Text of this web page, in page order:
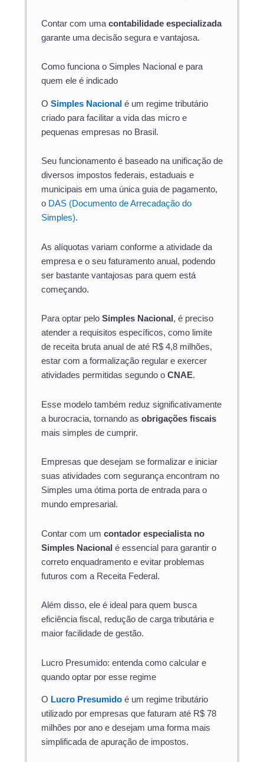
Contar com uma contabilidade especializada
garante uma decisão segura e vantajosa.
Como funciona o Simples Nacional e para
quem ele é indicado
O Simples Nacional é um regime tributário
criado para facilitar a vida das micro e
pequenas empresas no Brasil.
Seu funcionamento é baseado na unificação de
diversos impostos federais, estaduais e
municipais em uma única guia de pagamento,
o DAS (Documento de Arrecadação do
Simples).
As alíquotas variam conforme a atividade da
empresa e o seu faturamento anual, podendo
ser bastante vantajosas para quem está
começando.
Para optar pelo Simples Nacional , é preciso
atender a requisitos específicos, como limite
de receita bruta anual de até R$ 4,8 milhões,
estar com a formalização regular e exercer
atividades permitidas segundo o CNAE.
Esse modelo também reduz significativamente
a burocracia, tornando as obrigações fiscais
mais simples de cumprir.
Empresas que desejam se formalizar e iniciar
suas atividades com segurança encontram no
Simples uma ótima porta de entrada para o
mundo empresarial.
Contar com um contador especialista no
Simples Nacional é essencial para garantir o
correto enquadramento e evitar problemas
futuros com a Receita Federal.
Além disso, ele é ideal para quem busca
eficiência fiscal, redução de carga tributária e
maior facilidade de gestão.
Lucro Presumido: entenda como calcular e
quando optar por esse regime
O Lucro Presumido é um regime tributário
utilizado por empresas que faturam até R$ 78
milhões por ano e desejam uma forma mais
simplificada de apuração de impostos.